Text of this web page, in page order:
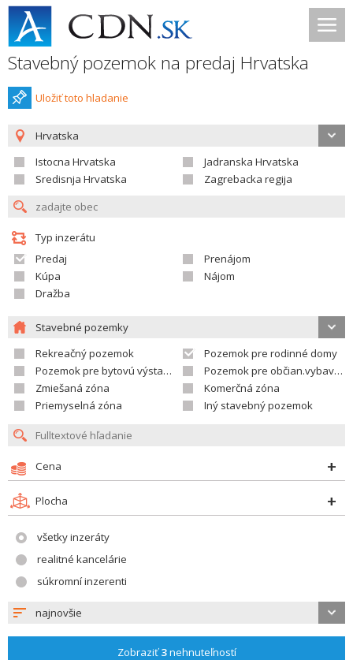
Stavebný pozemok na predaj Hrvatska
Uložiť toto hladanie
Hrvatska
Istocna Hrvatska
Jadranska Hrvatska
Sredisnja Hrvatska
Zagrebacka regija
Typ inzerátu
Predaj
Prenájom
Kúpa
Nájom
Dražba
Stavebné pozemky
Rekreačný pozemok
Pozemok pre rodinné domy
Pozemok pre bytovú výstavbu
Pozemok pre občian.vybavenosť
Zmiešaná zóna
Komerčná zóna
Priemyselná zóna
Iný stavebný pozemok
Cena
Plocha
všetky inzeráty
realitné kancelárie
súkromní inzerenti
najnovšie
Zobraziť3nehnuteľností